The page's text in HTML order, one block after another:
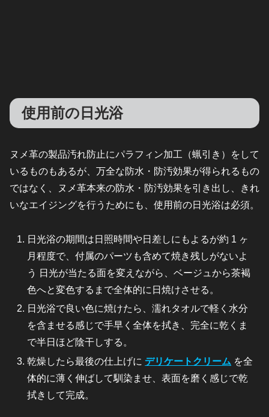
使用前の日光浴
ヌメ革の製品汚れ防止にパラフィン加工（蝋引き）をして
いるものもあるが、万全な防水・防汚効果が得られるもの
ではなく、ヌメ革本来の防水・防汚効果を引き出し、きれ
いなエイジングを行うためにも、使用前の日光浴は必須。
日光浴の期間は日照時間や日差しにもよるが約 1 ヶ
月程度で、付属のパーツも含めて焼き残しがないよ
う 日光が当たる面を変えながら、ベージュから茶褐
色へと変色するまで全体的に日焼けさせる。
日光浴で良い色に焼けたら、濡れタオルで軽く水分
を含ませる感じで手早く全体を拭き、完全に乾くま
で半日ほど陰干しする。
乾燥したら最後の仕上げに デリケートクリーム を全
体的に薄く伸ばして馴染ませ、表面を磨く感じで乾
拭きして完成。